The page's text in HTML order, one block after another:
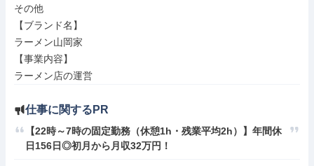
その他
【ブランド名】
ラーメン山岡家
【事業内容】
ラーメン店の運営
仕事に関するPR
【22時～7時の固定勤務（休憩1h・残業平均2h）】年間休
日156日◎初月から月収32万円！